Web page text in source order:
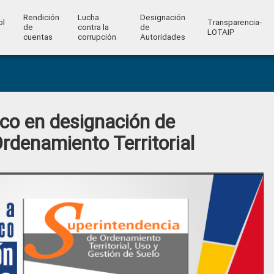
Rendición
de
cuentas
Lucha
contra la
corrupción
Designación
de
Autoridades
Transparencia-
LOTAIP
en designación de
Territorial